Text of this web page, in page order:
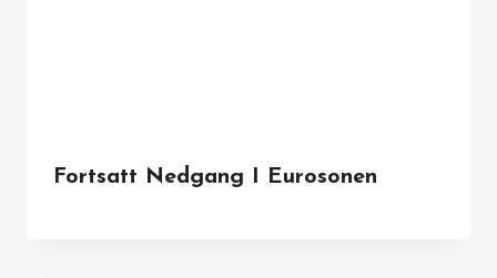
Fortsatt Nedgang I Eurosonen